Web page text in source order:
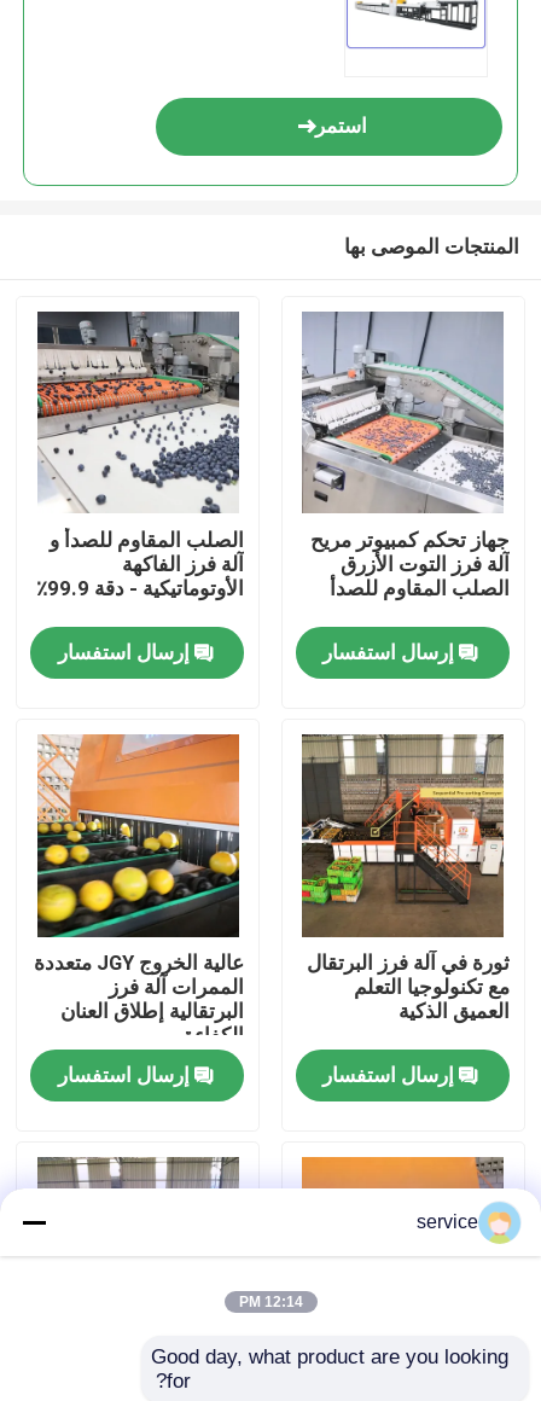
منتجات
أشرطة فيديو
معلومات عنا
جولة في المعمل
مراقبة الجودة
اتصل بنا
استمر
المنتجات الموصى بها
جهاز تحكم كمبيوتر مريح
آلة فرز التوت الأزرق
الصلب المقاوم للصدأ
إرسال استفسار
الصلب المقاوم للصدأ و
آلة فرز الفاكهة
الأوتوماتيكية - دقة 99.9٪
إرسال استفسار
ثورة في آلة فرز البرتقال
مع تكنولوجيا التعلم
العميق الذكية
إرسال استفسار
عالية الخروج JGY متعددة
الممرات آلة فرز
البرتقالية إطلاق العنان
الكفاءة
إرسال استفسار
التفتيش الخارجي
service
12:14 PM
Good day, what product are you looking
for?